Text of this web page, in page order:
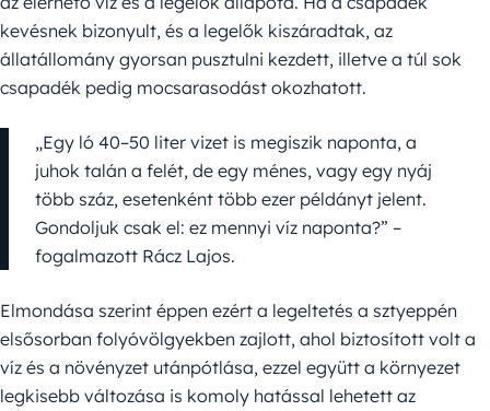
kevésnek bizonyult, és a legelők kiszáradtak, az
állatállomány gyorsan pusztulni kezdett, illetve a túl sok
csapadék pedig mocsarasodást okozhatott.
„Egy ló 40–50 liter vizet is megiszik naponta, a
juhok talán a felét, de egy ménes, vagy egy nyáj
több száz, esetenként több ezer példányt jelent.
Gondoljuk csak el: ez mennyi víz naponta?” –
fogalmazott Rácz Lajos.
Elmondása szerint éppen ezért a legeltetés a sztyeppén
elsősorban folyóvölgyekben zajlott, ahol biztosított volt a
víz és a növényzet utánpótlása, ezzel együtt a környezet
legkisebb változása is komoly hatással lehetett az